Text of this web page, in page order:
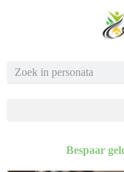
Bespaar